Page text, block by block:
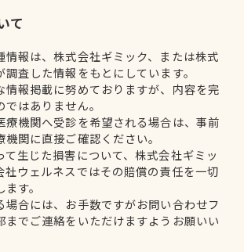
て
情報は、株式会社ギミック、または株式
査した情報をもとにしています。
情報掲載に努めておりますが、内容を完
はありません。
療機関へ受診を希望される場合は、事前
関に直接ご確認ください。
て生じた損害について、株式会社ギミッ
社ウェルネスではその賠償の責任を一切
す。
場合には、お手数ですがお問い合わせフ
までご連絡をいただけますようお願いい